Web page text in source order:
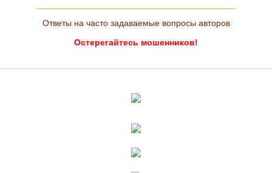
Ответы на часто задаваемые вопросы авторов
Остерегайтесь мошенников!